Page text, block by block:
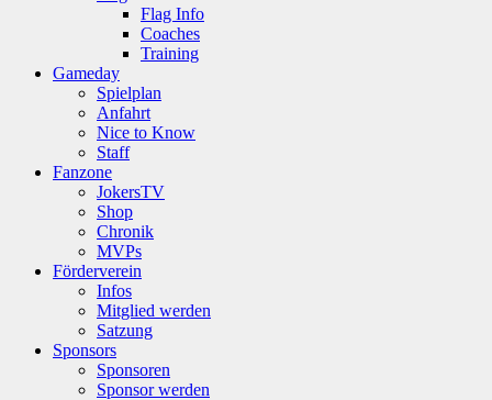
Flag Info
Coaches
Training
Gameday
Spielplan
Anfahrt
Nice to Know
Staff
Fanzone
JokersTV
Shop
Chronik
MVPs
Förderverein
Infos
Mitglied werden
Satzung
Sponsors
Sponsoren
Sponsor werden